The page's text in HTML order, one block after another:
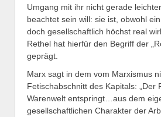
Umgang mit ihr nicht gerade
beachtet sein will: sie ist, obwohl
doch gesellschaftlich höchst real
Rethel hat hierfür den Begriff der
geprägt.
Marx sagt in dem vom Marxismus
Fetischabschnitt des Kapitals: „Der
Warenwelt entspringt…aus dem
gesellschaftlichen Charakter der